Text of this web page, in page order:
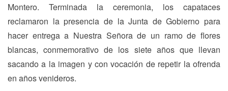
Montero. Terminada la ceremonia, los capataces
reclamaron la presencia de la Junta de Gobierno para
hacer entrega a Nuestra Señora de un ramo de flores
blancas, conmemorativo de los siete años que llevan
sacando a la imagen y con vocación de repetir la ofrenda
en años venideros.